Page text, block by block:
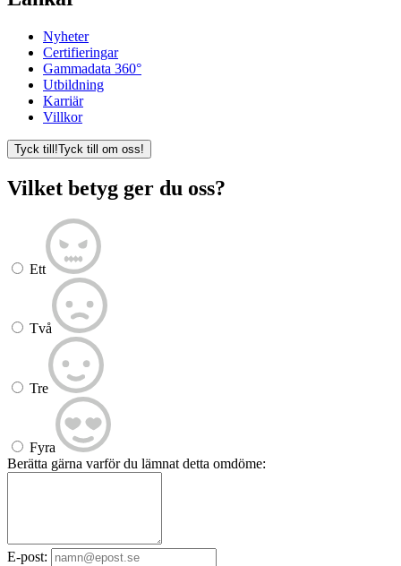
Nyheter
Certifieringar
Gammadata 360°
Utbildning
Karriär
Villkor
Tyck till!Tyck till om oss!
Vilket betyg ger du oss?
Ett
Två
Tre
Fyra
Berätta gärna varför du lämnat detta omdöme:
E-post: